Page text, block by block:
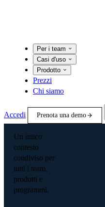
Per i team
Casi d'uso
Prodotto
Prezzi
Chi siamo
Accedi Prenota una demo
Un unico
contesto
condiviso per
tutti i team,
prodotti e
programmi.